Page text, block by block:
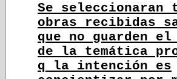
Se seleccionaran
obras recibidas
que no guarden
de la temática
q la intención es